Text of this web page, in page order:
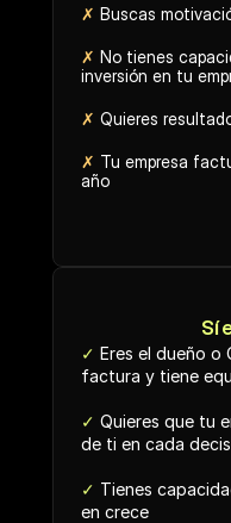
✗ Buscas
✗ No tienes
inversión en tu
✗ Quieres
✗ Tu empresa
año
Sí
✓ Eres el dueño o
factura y tiene
✓ Quieres que tu
de ti en cada
✓ Tienes
en crece